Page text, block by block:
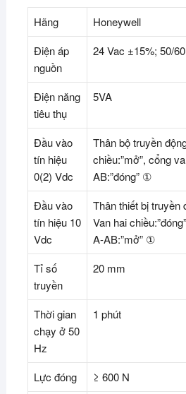
Hãng
Honeywell
Điện áp
nguồn
24 Vac ±15%; 50/
Điện năng
tiêu thụ
5VA
Đầu vào
tín hiệu
0(2) Vdc
Thân bộ truyền
chiều:”mở”, cổng
AB:”đóng” ①
Đầu vào
tín hiệu 10
Vdc
Thân thiết bị truyền
Van hai
A-AB:”mở” ①
Tỉ số
truyền
20 mm
Thời gian
chạy ở 50
Hz
1 phút
Lực đóng
≥ 600 N